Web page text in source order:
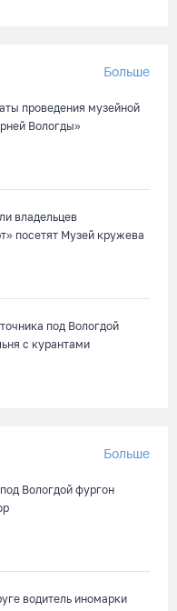
доставку
Больше
проведения музейной
Вологды»
владельцев
посетят Музей кружева
под Вологдой
с курантами
Больше
Вологдой фургон
водитель иномарки